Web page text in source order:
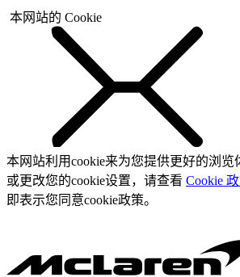
本网站的 Cookie
本网站利用cookie来为您提供更好的浏览
或更改您的cookie设置，请查看 Cookie
即表示您同意cookie政策。